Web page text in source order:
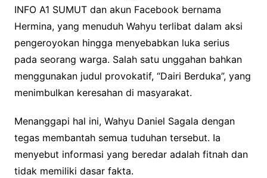
INFO A1 SUMUT dan akun Facebook bernama
Hermina, yang menuduh Wahyu terlibat dalam aksi
pengeroyokan hingga menyebabkan luka serius
pada seorang warga. Salah satu unggahan bahkan
menggunakan judul provokatif, “Dairi Berduka”, yang
menimbulkan keresahan di masyarakat.
Menanggapi hal ini, Wahyu Daniel Sagala dengan
tegas membantah semua tuduhan tersebut. Ia
menyebut informasi yang beredar adalah fitnah dan
tidak memiliki dasar fakta.